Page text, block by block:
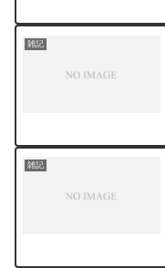
雑記
雑記